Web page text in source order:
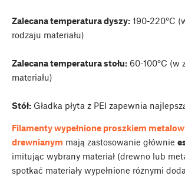
Zalecana temperatura dyszy: 190-220°C
rodzaju materiału)
Zalecana temperatura stołu: 60-100°C (w
materiału)
Stół: Gładka płyta z PEI zapewnia
Filamenty wypełnione proszkiem
drewnianym mają zastosowanie głównie
imitując wybrany materiał (drewno lub
spotkać materiały wypełnione różnymi